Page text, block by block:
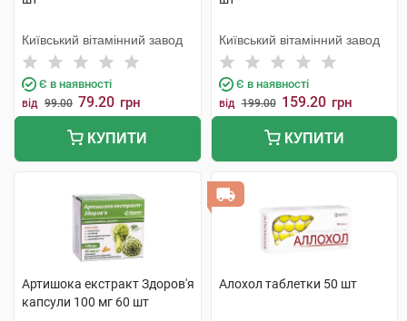
Київський вітамінний завод
Є в наявності
від 99.00 79.20 грн
КУПИТИ
Київський вітамінний завод
Є в наявності
від 199.00 159.20 грн
КУПИТИ
Артишока екстракт Здоров'я
капсули 100 мг 60 шт
Алохол таблетки 50 шт